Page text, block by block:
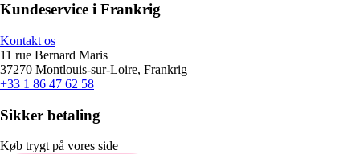
Kundeservice i Frankrig
Kontakt os
11 rue Bernard Maris
37270 Montlouis-sur-Loire, Frankrig
+33 1 86 47 62 58
Sikker betaling
Køb trygt på vores side